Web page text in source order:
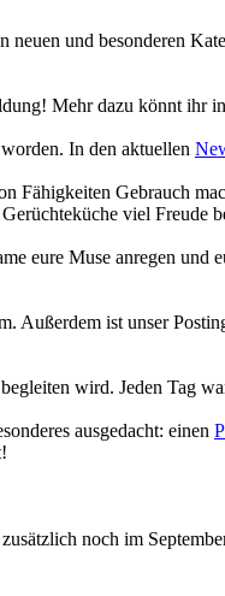
und besonderen
Mehr dazu könnt ihr
In den aktuellen
Gebrauch
viel Freude
eure Muse anregen und
Außerdem ist unser
wird. Jeden Tag
ausgedacht: einen
noch im